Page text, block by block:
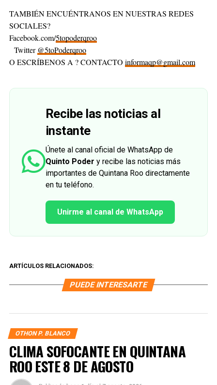
TAMBIÉN ENCUÉNTRANOS EN NUESTRAS REDES
SOCIALES?
Facebook.com/5topoderqroo
Twitter @5toPoderqroo
O ESCRÍBENOS A ? CONTACTO informaqp@gmail.com
Recibe las noticias al
instante
Únete al canal oficial de WhatsApp de
Quinto Poder y recibe las noticias más
importantes de Quintana Roo directamente
en tu teléfono.
Unirme al canal de WhatsApp
ARTÍCULOS RELACIONADOS:
PUEDE INTERESARTE
OTHON P. BLANCO
CLIMA SOFOCANTE EN QUINTANA
ROO ESTE 8 DE AGOSTO